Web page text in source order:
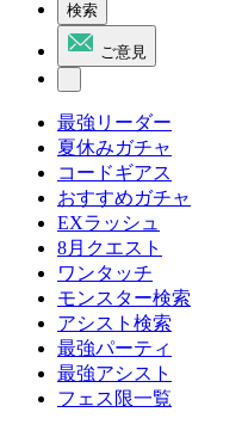
検索
ご意見
最強リーダー
夏休みガチャ
コードギアス
おすすめガチャ
EXラッシュ
8月クエスト
ワンタッチ
モンスター検索
アシスト検索
最強パーティ
最強アシスト
フェス限一覧